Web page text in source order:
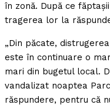
în zonă. După ce
tragerea lor la
„Din păcate,
este în continuare o
mari din bugetul local.
vandalizat noaptea
răspundere, pentru că